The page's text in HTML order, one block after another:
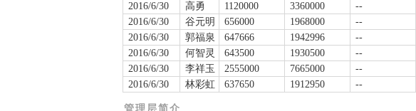
2016/6/30
高勇 1120000 3360000 --
2016/6/30
谷元明 656000 1968000 --
2016/6/30
郭福泉 647666 1942996 --
2016/6/30
何智灵 643500 1930500 --
2016/6/30
李祥玉 2555000 7665000 --
2016/6/30
林彩虹 637650 1912950 --
管理层简介